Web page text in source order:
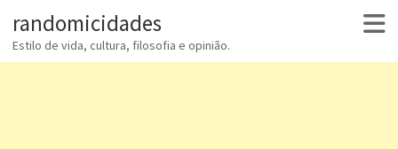
randomicidades
Estilo de vida, cultura, filosofia e opinião.